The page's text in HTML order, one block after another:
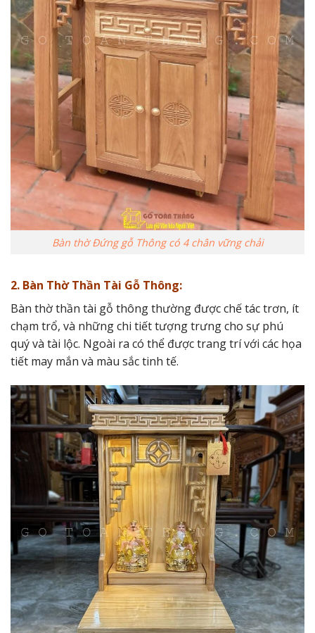
Bàn thờ Đứng gỗ Thông có 4 chân vững chải
2. Bàn Thờ Thần Tài Gỗ Thông:
Bàn thờ thần tài gỗ thông thường được chế tác trơn, ít
chạm trổ, và những chi tiết tượng trưng cho sự phú
quý và tài lộc. Ngoài ra có thể được trang trí với các họa
tiết may mắn và màu sắc tinh tế.